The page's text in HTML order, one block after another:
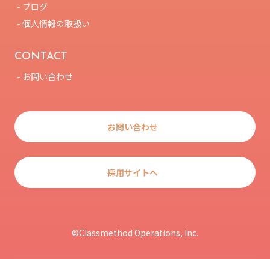
- ブログ
- 個人情報の取扱い
CONTACT
- お問い合わせ
お問い合わせ
採用サイトへ
©Classmethod Operations, Inc.